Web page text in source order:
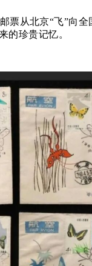
票从北京“飞”向
的珍贵记忆。